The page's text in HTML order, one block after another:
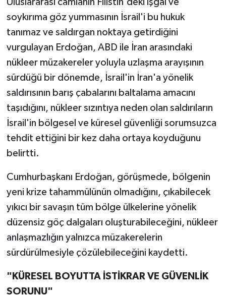
soykırıma göz yummasının İsrail'i bu hukuk
tanımaz ve saldırgan noktaya getirdiğini
vurgulayan Erdoğan, ABD ile İran arasındaki
nükleer müzakereler yoluyla uzlaşma arayışının
sürdüğü bir dönemde, İsrail'in İran'a yönelik
saldırısının barış çabalarını baltalama amacını
taşıdığını, nükleer sızıntıya neden olan saldırıların
İsrail'in bölgesel ve küresel güvenliği sorumsuzca
tehdit ettiğini bir kez daha ortaya koyduğunu
belirtti.
Cumhurbaşkanı Erdoğan, görüşmede, bölgenin
yeni krize tahammülünün olmadığını, çıkabilecek
yıkıcı bir savaşın tüm bölge ülkelerine yönelik
düzensiz göç dalgaları oluşturabileceğini, nükleer
anlaşmazlığın yalnızca müzakerelerin
sürdürülmesiyle çözülebileceğini kaydetti.
"KÜRESEL BOYUTTA İSTİKRAR VE GÜVENLİK
SORUNU"